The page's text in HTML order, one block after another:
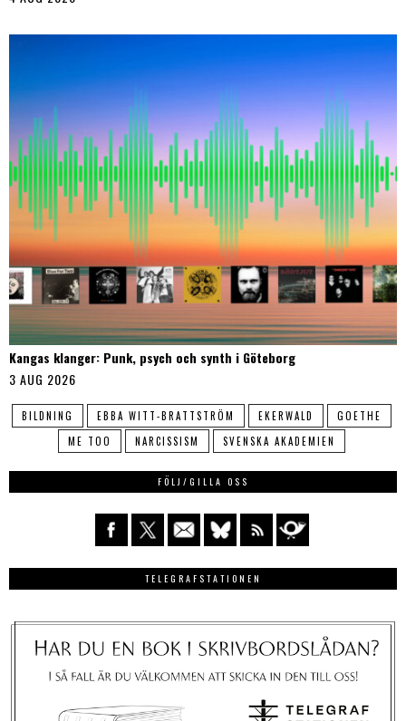
Kangas klanger: Punk, psych och synth i Göteborg
3 AUG 2026
BILDNING EBBA WITT-BRATTSTRÖM EKERWALD
GOETHE
ME TOO
NARCISSISM SVENSKA AKADEMIEN
FÖLJ/GILLA OSS
TELEGRAFSTATIONEN